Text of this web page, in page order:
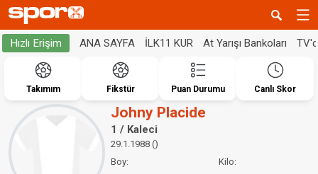
Hızlı Erişim ANA SAYFA İLK11 KUR At Yarışı Bankoları
Takımım Fikstür Puan Durumu Canlı Skor
Johny Placide
1 / Kaleci
29.1.1988 ()
Boy:
Kilo: